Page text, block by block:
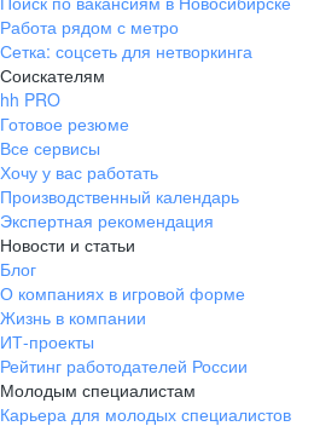
Работа рядом с метро
Сетка: соцсеть для нетворкинга
Соискателям
hh PRO
Готовое резюме
Все сервисы
Хочу у вас работать
Производственный календарь
Экспертная рекомендация
Новости и статьи
Блог
О компаниях в игровой форме
Жизнь в компании
ИТ-проекты
Рейтинг работодателей России
Молодым специалистам
Карьера для молодых специалистов